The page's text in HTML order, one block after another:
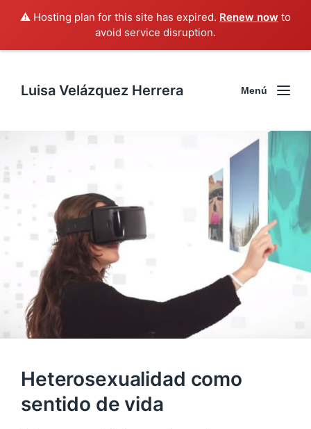
⚠️ Hosting plan for this site has expired. Renew now to
avoid service disruption.
Luisa Velázquez Herrera Menú
Heterosexualidad como
sentido de vida